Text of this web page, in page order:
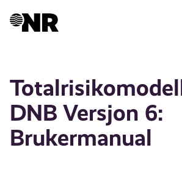
DNB Versjon 6:
Brukermanual